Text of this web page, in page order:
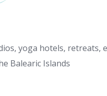
yoga hotels, retreats,
Balearic Islands